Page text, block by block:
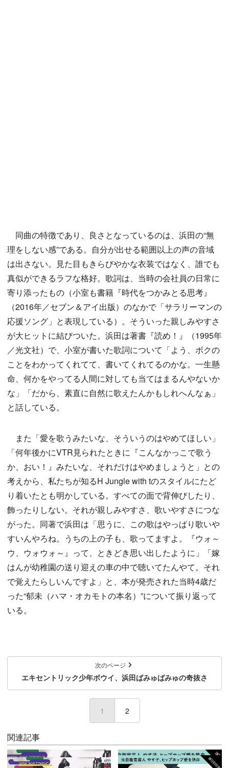
同曲の特徴であり、良さとなっているのは、浜田の“無
理をしない感”である。自分が出せる範囲以上の声の音域
は出さない。見た目もきらびやかな衣装ではなく、誰でも
真似ができるラフな格好。歌詞は、当時の会社員の日常に
寄り添ったもの（小室も書籍『時代をつかみとる思考』
（2016年／セブン＆アイ出版）のなかで「サラリーマンの
応援ソング」と表現している）。そういった親しみやすさ
が大ヒットに結びついた。浜田は著書『読め！』（1995年
／光文社）で、小室が書いた歌詞について「よう、ボクの
ことをわかってくれてて、書いてくれてるのかな。一生懸
命、何かをやってる人間に対しても当てはまるんやないか
な」「だから、素直に自然に歌えたんかもしれへんなぁ」
と話している。
また「愛を歌うみたいな、そういうのはやめてほしい」
「何年後かにVTR見られたときに『こんなかっこで歌う
か、おい！』みたいな、それだけはやめましょうと」との
考えから、私たちが知るH Jungle with tのスタイルにたど
り着いたとも明かしている。すべての面で背伸びしたり、
飾ったりしない。それが親しみやすさ、歌いやすさにつな
がった。同著で浜田は「思うに、この歌はやっぱり歌いや
すいんやろね。うちの上の子も、歌ってますよ。『ウォ～
ウ、ウォウォ～』って、ときどき思い出したように」「嫁
はんが幼稚園の送り迎えの車の中で聴いてたんやて。それ
で覚えたらしいんですよ」と、本が発売された当時4歳だ
った“郁未（ハマ・オカモトの本名）”について振り返って
いる。
次のページ
エキセントリック少年ボウイ、浜田ばみゅばみゅの奇抜さ
1 (current)
2
関連記事